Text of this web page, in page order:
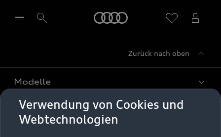
Zurück nach oben
Modelle
Alle Modelle
Kaufen & leasen
Verwendung von Cookies und
Webtechnologien